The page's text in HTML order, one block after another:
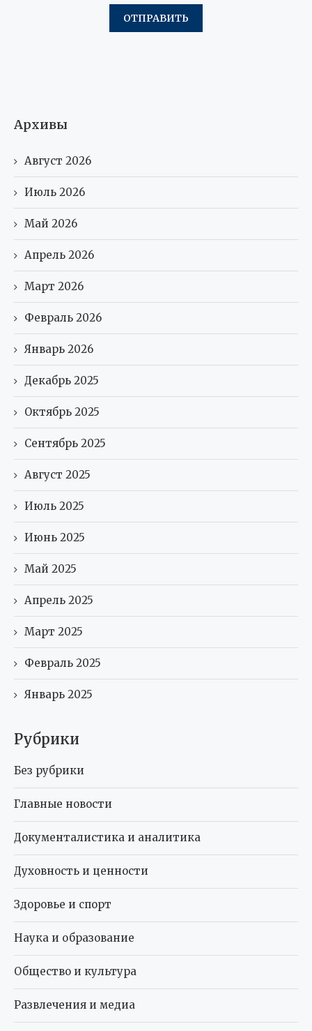
Архивы
Август 2026
Июль 2026
Май 2026
Апрель 2026
Март 2026
Февраль 2026
Январь 2026
Декабрь 2025
Октябрь 2025
Сентябрь 2025
Август 2025
Июль 2025
Июнь 2025
Май 2025
Апрель 2025
Март 2025
Февраль 2025
Январь 2025
Рубрики
Без рубрики
Главные новости
Документалистика и аналитика
Духовность и ценности
Здоровье и спорт
Наука и образование
Общество и культура
Развлечения и медиа